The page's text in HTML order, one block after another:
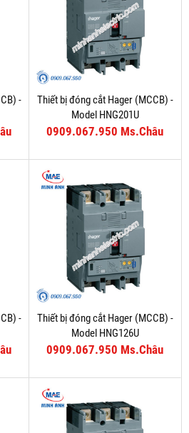
-
Thiết bị đóng cắt Hager (MCCB) -
Model HNG201U
0909.067.950 Ms.Châu
-
Thiết bị đóng cắt Hager (MCCB) -
Model HNG126U
0909.067.950 Ms.Châu